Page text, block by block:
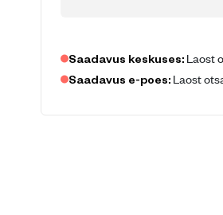
Saadavus keskuses: Laost
Saadavus e-poes: Laost